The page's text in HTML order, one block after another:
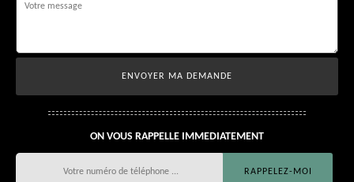
ON VOUS RAPPELLE IMMEDIATEMENT